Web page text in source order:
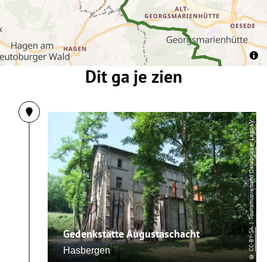
Dit ga je zien
Gedenkstätte Augustaschacht
Hasbergen
©
CC-BY-SA
| Tourismusverband Osnabrücker Land e.V.